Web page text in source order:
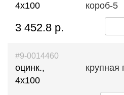
4х100 короб-5
3 452.8 р.
#9-0014460
оцинк.,
4х100
крупная